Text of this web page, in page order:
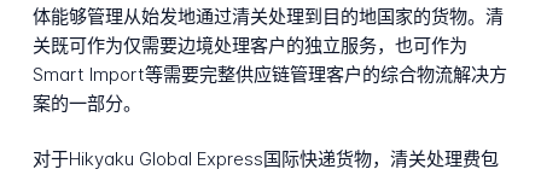
体能够管理从始发地通过清关处理到目的地国家的货物。清
关既可作为仅需要边境处理客户的独立服务，也可作为
Smart Import等需要完整供应链管理客户的综合物流解决方
案的一部分。
对于Hikyaku Global Express国际快递货物，清关处理费包